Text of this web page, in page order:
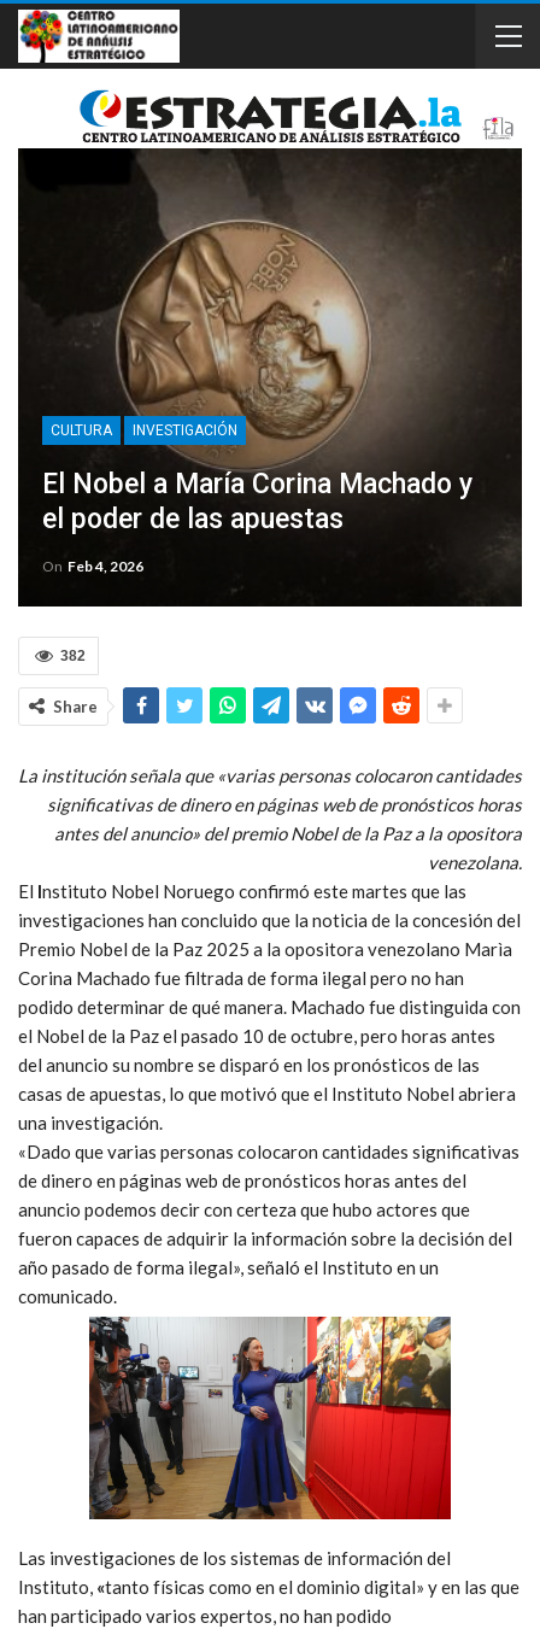
CULTURA INVESTIGACIÓN
El Nobel a María Corina Machado y
el poder de las apuestas
On Feb 4, 2026
382
Share
La institución señala que «varias personas colocaron cantidades
significativas de dinero en páginas web de pronósticos horas
antes del anuncio» del premio Nobel de la Paz a la opositora
venezolana.
El Instituto Nobel Noruego confirmó este martes que las
investigaciones han concluido que la noticia de la concesión del
Premio Nobel de la Paz 2025 a la opositora venezolano Marìa
Corina Machado fue filtrada de forma ilegal pero no han
podido determinar de qué manera. Machado fue distinguida con
el Nobel de la Paz el pasado 10 de octubre, pero horas antes
del anuncio su nombre se disparó en los pronósticos de las
casas de apuestas, lo que motivó que el Instituto Nobel abriera
una investigación.
«Dado que varias personas colocaron cantidades significativas
de dinero en páginas web de pronósticos horas antes del
anuncio podemos decir con certeza que hubo actores que
fueron capaces de adquirir la información sobre la decisión del
año pasado de forma ilegal», señaló el Instituto en un
comunicado.
Las investigaciones de los sistemas de información del
Instituto, «tanto físicas como en el dominio digital» y en las que
han participado varios expertos, no han podido